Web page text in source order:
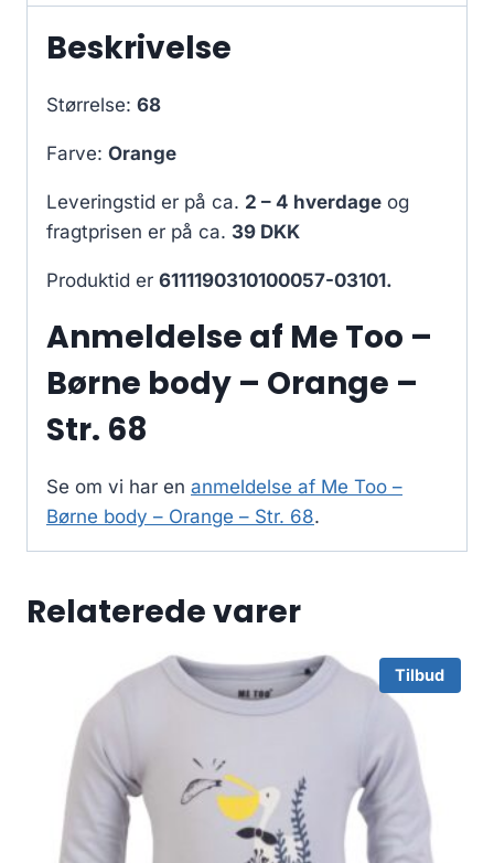
Beskrivelse
Størrelse: 68
Farve: Orange
Leveringstid er på ca. 2 – 4 hverdage og
fragtprisen er på ca. 39 DKK
Produktid er 6111190310100057-03101.
Anmeldelse af Me Too –
Børne body – Orange –
Str. 68
Se om vi har en anmeldelse af Me Too –
Børne body – Orange – Str. 68.
Relaterede varer
Tilbud